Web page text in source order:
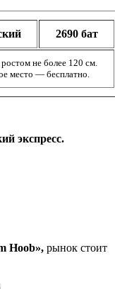
2690 бат
не более 120 см.
место — бесплатно.
экспресс.
Hoob», рынок стоит